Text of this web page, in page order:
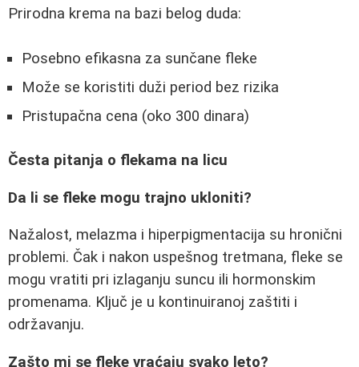
Prirodna krema na bazi belog duda:
Posebno efikasna za sunčane fleke
Može se koristiti duži period bez rizika
Pristupačna cena (oko 300 dinara)
Česta pitanja o flekama na licu
Da li se fleke mogu trajno ukloniti?
Nažalost, melazma i hiperpigmentacija su hronični
problemi. Čak i nakon uspešnog tretmana, fleke se
mogu vratiti pri izlaganju suncu ili hormonskim
promenama. Ključ je u kontinuiranoj zaštiti i
održavanju.
Zašto mi se fleke vraćaju svako leto?